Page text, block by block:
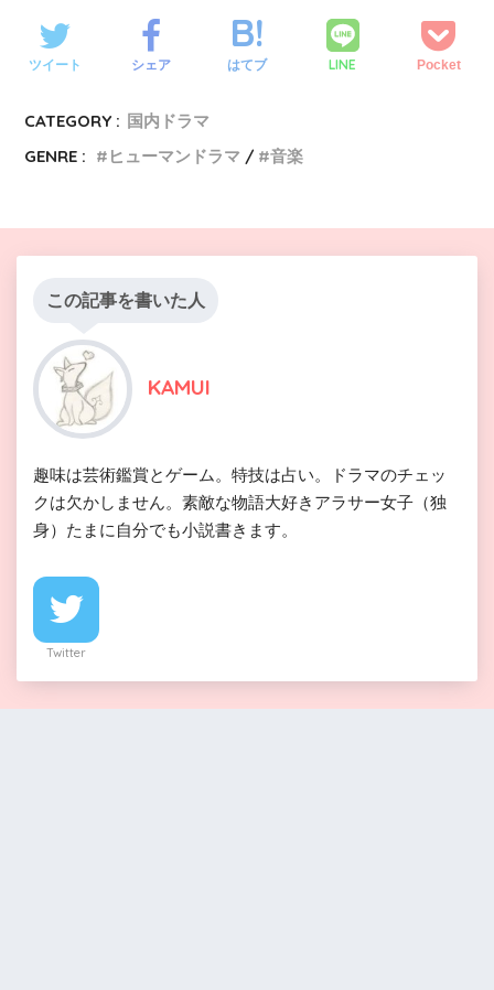
ツイート シェア はてブ LINE Pocket
CATEGORY : 国内ドラマ
GENRE :
ヒューマンドラマ 音楽
この記事を書いた人
KAMUI
趣味は芸術鑑賞とゲーム。特技は占い。ドラマのチェッ
クは欠かしません。素敵な物語大好きアラサー女子（独
身）たまに自分でも小説書きます。
Twitter